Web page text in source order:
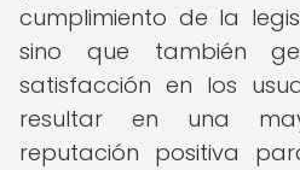
cumplimiento de la
sino que también
satisfacción en los
resultar en una
reputación positiva